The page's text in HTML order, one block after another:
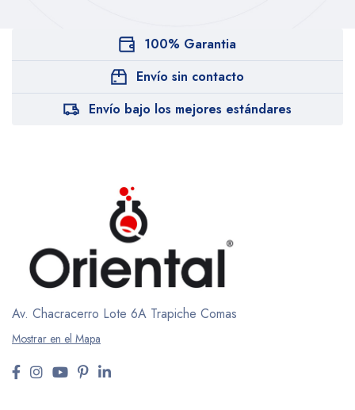
100% Garantia
Envío sin contacto
Envío bajo los mejores estándares
Av. Chacracerro Lote 6A Trapiche Comas
Mostrar en el Mapa